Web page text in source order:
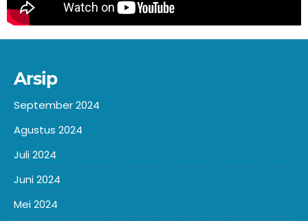
Arsip
September 2024
Agustus 2024
Juli 2024
Juni 2024
Mei 2024